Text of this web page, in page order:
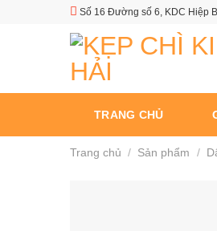
Số 16 Đường số 6, KDC Hiệp
TRANG CHỦ
Trang chủ / Sản phẩm /